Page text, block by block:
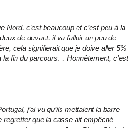
Nord, c’est beaucoup et c’est peu à la
de devant, il va falloir un peu de
cela signifierait que je doive aller 5%
la fin du parcours… Honnêtement, c’est
j’ai vu qu’ils mettaient la barre
regretter que la casse ait empêché